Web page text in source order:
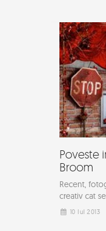
Poveste
Broom
Recent,
creativ cat
10 Iul 2013